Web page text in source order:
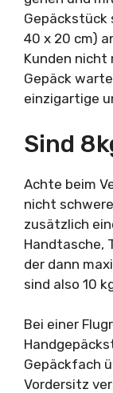
Gepäckstück
40 x 20 cm)
Kunden nicht
Gepäck
einzigartige
Sind
Achte beim
nicht
zusätzlich
Handtasche,
der dann
sind also 10
Bei einer
Gepäckfach
Vordersitz